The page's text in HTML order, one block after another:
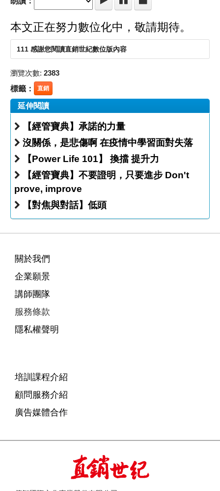
本文正在努力數位化中，敬請期待。
111 感謝您閱讀直銷世紀數位版內容
瀏覽次數: 2383
標籤： 直銷
延伸閱讀
【經管寶典】承諾的力量
沒關係，是悲傷啊 在疫情中學習面對失落
【Power Life 101】 換擋 提升力
【經管寶典】不要證明，只要進步 Don't
prove, improve
【對焦與對話】低頭
關於我們
企業願景
講師團隊
服務條款
隱私權聲明
培訓課程介紹
顧問服務介紹
廣告媒體合作